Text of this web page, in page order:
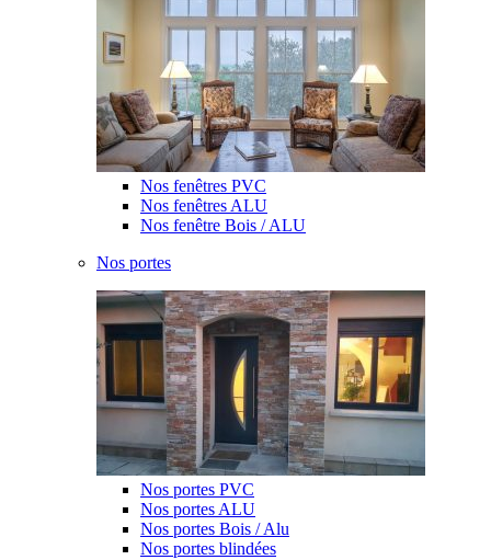
Nos fenêtres PVC
Nos fenêtres ALU
Nos fenêtre Bois / ALU
Nos portes
Nos portes PVC
Nos portes ALU
Nos portes Bois / Alu
Nos portes blindées